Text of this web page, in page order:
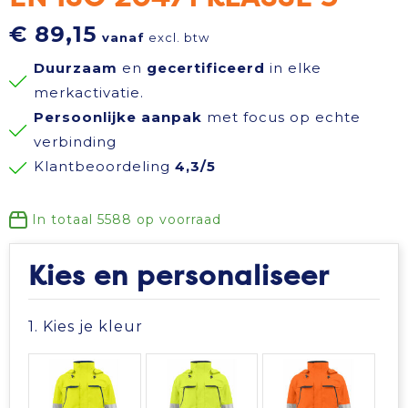
Reisbenodigdheden
Schrijfwaren
Sinterklaas
Sleutelhangers en Lanyards
Snoepgoed
Spellen voor binnen en buiten
Veiligheid, Auto en Fiets
Reflecterende polo's
Reflecterende vesten
Regenkleding
Schoenen
Schorten en Sloven
Sweaters
Veiligheidssignalering en Verlichting
Schoenen
Sweaters
T-Shirts
Vesten
Gilets
Koeltassen en Koelboxen
Koffers en Trolleys
Laptop hoezen en tassen
Lunchtassen
Matrozentassen
Opbergtassen
Papieren tassen
€ 89,15 vanaf excl. btw
Duurzaam en gecertificeerd in elke
merkactivatie.
Persoonlijke aanpak met focus op echte
verbinding
Klantbeoordeling 4,3/5
In totaal 5588 op voorraad
Kies en personaliseer
1. Kies je kleur